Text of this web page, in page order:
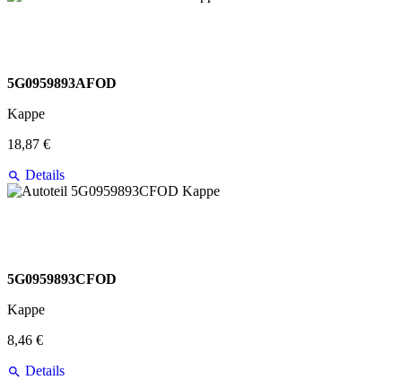
5G0959893AFOD
Kappe
18,87 €
Details
5G0959893CFOD
Kappe
8,46 €
Details